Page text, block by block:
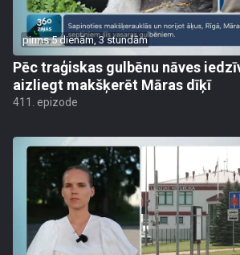
pirms 5 dienām, 3 stundām
Pēc traģiskas gulbēnu nāves
aizliegt makšķerēt Māras dīķī
411. epizode